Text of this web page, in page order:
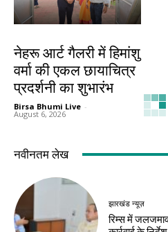
देश-विदेश
नेहरू आर्ट गैलरी में हिमांशु
वर्मा की एकल छायाचित्र
प्रदर्शनी का शुभारंभ